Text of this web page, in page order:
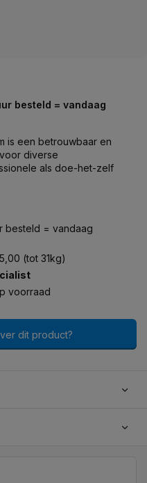
besteld = vandaag
is een betrouwbaar en
diverse
als doe-het-zelf
besteld = vandaag
(tot 31kg)
voorraad
dit product?